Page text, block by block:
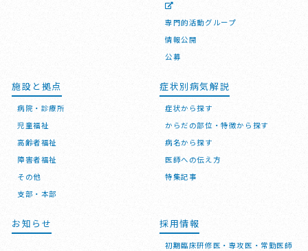
専門的活動グループ
情報公開
公募
施設と拠点
病院・診療所
児童福祉
高齢者福祉
障害者福祉
その他
支部・本部
症状別病気解説
症状から探す
からだの部位・特徴から探す
病名から探す
医師への伝え方
特集記事
お知らせ 採用情報
初期臨床研修医・専攻医・常勤医師